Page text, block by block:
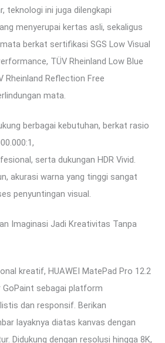
teknologi ini juga dilengkapi
menyerupai kertas asli, sekaligus
berkat sertifikasi SGS Low Visual
TÜV Rheinland Low Blue
Rheinland Reflection Free
mata.
berbagai kebutuhan, berkat rasio
serta dukungan HDR Vivid.
akurasi warna yang tinggi sangat
penyuntingan visual.
Imaginasi Jadi Kreativitas Tanpa
kreatif, HUAWEI MatePad Pro 12.2
GoPaint sebagai platform
dan responsif. Berikan
layaknya diatas kanvas dengan
Didukung dengan resolusi hingga 8K,